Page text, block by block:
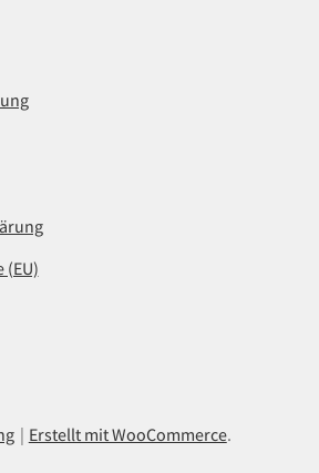
Erstellt mit WooCommerce.